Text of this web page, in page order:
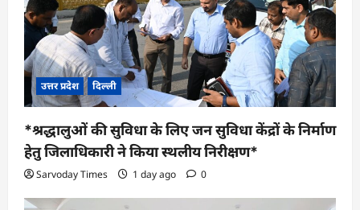
i
o
n
उत्तर प्रदेश दिल्ली
*श्रद्धालुओं की सुविधा के लिए जन सुविधा केंद्रों के निर्माण
हेतु जिलाधिकारी ने किया स्थलीय निरीक्षण*
Sarvoday Times 1 day ago 0